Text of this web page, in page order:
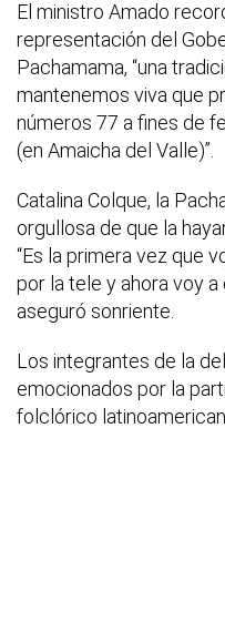
El ministro Amado
representación del
Pachamama, “una
mantenemos viva que
números 77 a fines de
(en Amaicha del Valle)”.
Catalina Colque, la
orgullosa de que la
“Es la primera vez que
por la tele y ahora voy a
aseguró sonriente.
Los integrantes de la
emocionados por la
folclórico